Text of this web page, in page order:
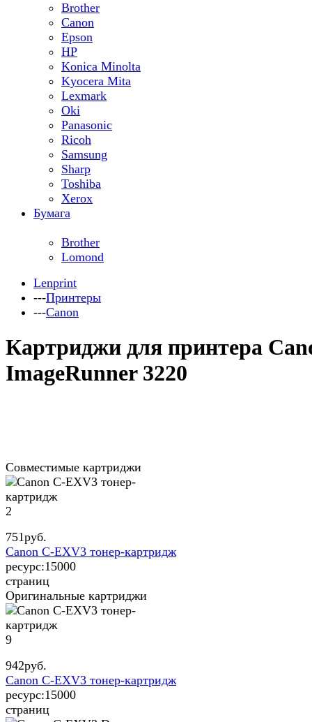
Brother
Canon
Epson
HP
Konica Minolta
Kyocera Mita
Lexmark
Oki
Panasonic
Ricoh
Samsung
Sharp
Toshiba
Xerox
Бумага
Brother
Lomond
Lenprint
---Принтеры
---Canon
Картриджи для принтера
ImageRunner 3220
Совместимые картриджи
2
751руб.
Canon C-EXV3 тонер-картридж
ресурс:15000
страниц
Оригинальные картриджи
9
942руб.
Canon C-EXV3 тонер-картридж
ресурс:15000
страниц